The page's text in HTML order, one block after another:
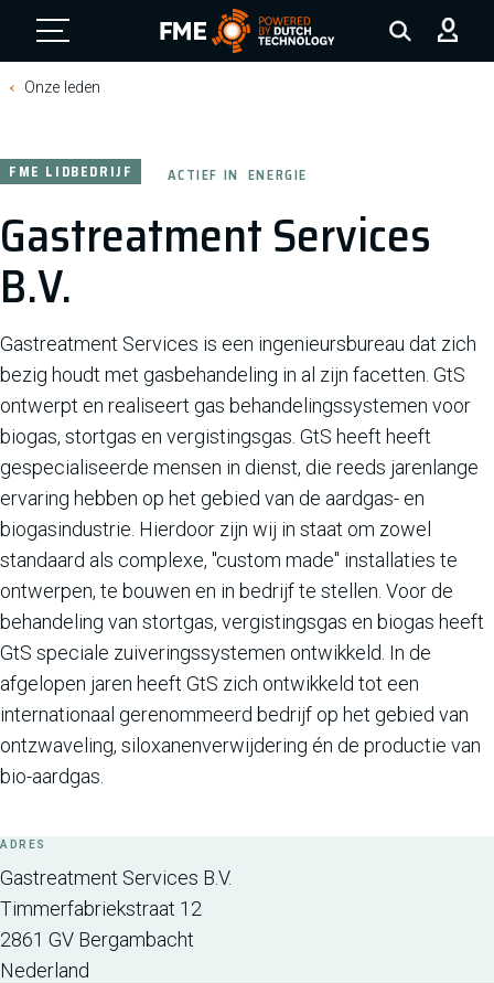
FME Logo, to the homepage
Onze leden
Gastreatment Services
B.V.
FME LIDBEDRIJF ACTIEF IN ENERGIE
Gastreatment Services is een ingenieursbureau dat zich
bezig houdt met gasbehandeling in al zijn facetten. GtS
ontwerpt en realiseert gas behandelingssystemen voor
biogas, stortgas en vergistingsgas. GtS heeft heeft
gespecialiseerde mensen in dienst, die reeds jarenlange
ervaring hebben op het gebied van de aardgas- en
biogasindustrie. Hierdoor zijn wij in staat om zowel
standaard als complexe, "custom made" installaties te
ontwerpen, te bouwen en in bedrijf te stellen. Voor de
behandeling van stortgas, vergistingsgas en biogas heeft
GtS speciale zuiveringssystemen ontwikkeld. In de
afgelopen jaren heeft GtS zich ontwikkeld tot een
internationaal gerenommeerd bedrijf op het gebied van
ontzwaveling, siloxanenverwijdering én de productie van
bio-aardgas.
ADRES
Gastreatment Services B.V.
Timmerfabriekstraat 12
2861 GV Bergambacht
Nederland